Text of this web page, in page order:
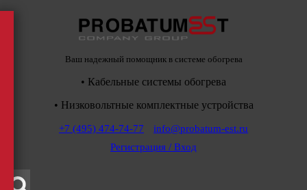
Ваш надежный помощник в системе обогрева
• Кабельные системы обогрева
• Низковольтные комплектные устройства
+7 (495) 474-74-77
info@probatum-est.ru
Регистрация / Вход